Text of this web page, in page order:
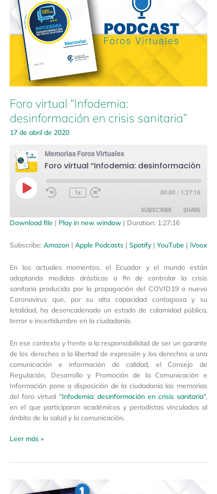
Foro virtual “Infodemia:
desinformación en crisis sanitaria”
17 de abril de 2020
Memorias Foros Virtuales
Episode
1x 00:00 / 1:27:16
SUBSCRIBE SHARE
iVoox
RSS FEED
EMBED
Download file | Play in new window | Duration: 1:27:16
Subscribe: Amazon | Apple Podcasts | Spotify| YouTube | iVoox
En los actuales momentos, el Ecuador y el mundo están
adoptando medidas drásticas a fin de controlar la crisis
sanitaria producida por la propagación del COVID19 o nuevo
Coronavirus que, por su alta capacidad contagiosa y su
letalidad, ha desencadenado un estado de calamidad pública,
terror e incertidumbre en la ciudadanía.
En ese contexto y frente a la responsabilidad de ser un garante
de los derechos a la libertad de expresión y los derechos a una
comunicación e información de calidad, el Consejo de
Regulación, Desarrollo y Promoción de la Comunicación e
Información pone a disposición de la ciudadanía las memorias
del foro virtual “Infodemia: desinformación en crisis sanitaria”,
en el que participaron académicos y periodistas vinculados al
ámbito de la salud y la comunicación.
desinformación
en
crisis
sanitaria”
Leer más »